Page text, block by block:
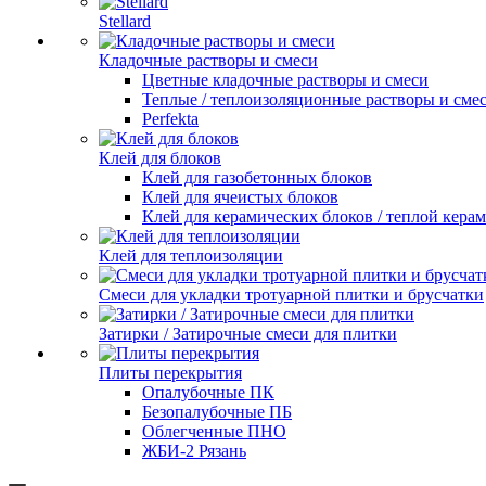
Stellard
Кладочные растворы и смеси
Цветные кладочные растворы и смеси
Теплые / теплоизоляционные растворы и
Perfekta
Клей для блоков
Клей для газобетонных блоков
Клей для ячеистых блоков
Клей для керамических блоков / теплой
Клей для теплоизоляции
Смеси для укладки тротуарной плитки и брусчатки
Затирки / Затирочные смеси для плитки
Плиты перекрытия
Опалубочные ПК
Безопалубочные ПБ
Облегченные ПНО
ЖБИ-2 Рязань